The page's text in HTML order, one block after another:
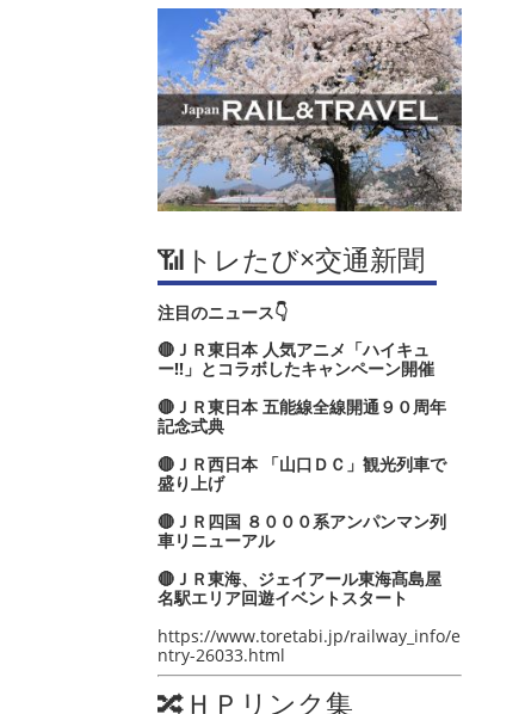
📶トレたび×交通新聞
注目のニュース👇
🔴ＪＲ東日本 人気アニメ「ハイキュ
ー‼」とコラボしたキャンペーン開催
🔴ＪＲ東日本 五能線全線開通９０周年
記念式典
🔴ＪＲ西日本 「山口ＤＣ」観光列車で
盛り上げ
🔴ＪＲ四国 ８０００系アンパンマン列
車リニューアル
🔴ＪＲ東海、ジェイアール東海髙島屋
名駅エリア回遊イベントスタート
https://www.toretabi.jp/railway_info/e
ntry-26033.html
🔀ＨＰリンク集